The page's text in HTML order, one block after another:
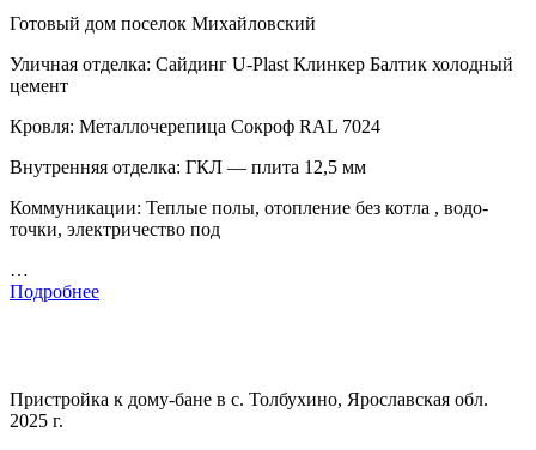
Готовый дом поселок Михайловский
Уличная отделка: Сайдинг U-Plast Клинкер Балтик холодный
цемент
Кровля: Металлочерепица Сокроф RAL 7024
Внутренняя отделка: ГКЛ — плита 12,5 мм
Коммуникации: Теплые полы, отопление без котла , водо-
точки, электричество под
…
Подробнее
Пристройка к дому-бане в с. Толбухино, Ярославская обл.
2025 г.